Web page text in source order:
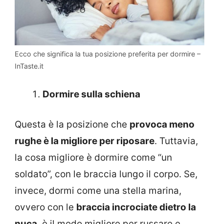
Ecco che significa la tua posizione preferita per dormire –
InTaste.it
Dormire sulla schiena
Questa è la posizione che provoca meno
rughe è la migliore per riposare. Tuttavia,
la cosa migliore è dormire come “un
soldato”, con le braccia lungo il corpo. Se,
invece, dormi come una stella marina,
ovvero con le braccia incrociate dietro la